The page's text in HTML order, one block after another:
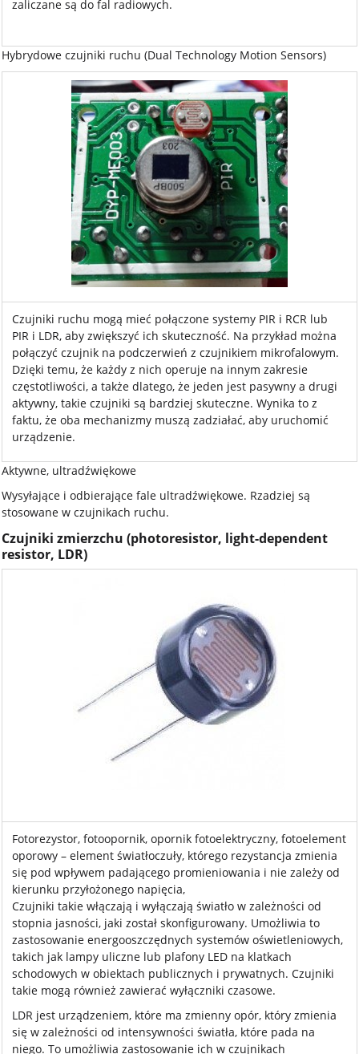
zaliczane są do fal radiowych.
Hybrydowe czujniki ruchu (Dual Technology Motion Sensors)
Czujniki ruchu mogą mieć połączone systemy PIR i RCR lub
PIR i LDR, aby zwiększyć ich skuteczność. Na przykład można
połączyć czujnik na podczerwień z czujnikiem mikrofalowym.
Dzięki temu, że każdy z nich operuje na innym zakresie
częstotliwości, a także dlatego, że jeden jest pasywny a drugi
aktywny, takie czujniki są bardziej skuteczne. Wynika to z
faktu, że oba mechanizmy muszą zadziałać, aby uruchomić
urządzenie.
Aktywne, ultradźwiękowe
Wysyłające i odbierające fale ultradźwiękowe. Rzadziej są
stosowane w czujnikach ruchu.
Czujniki zmierzchu (photoresistor, light-dependent
resistor, LDR)
Fotorezystor, fotoopornik, opornik fotoelektryczny, fotoelement
oporowy – element światłoczuły, którego rezystancja zmienia
się pod wpływem padającego promieniowania i nie zależy od
kierunku przyłożonego napięcia,
Czujniki takie włączają i wyłączają światło w zależności od
stopnia jasności, jaki został skonfigurowany. Umożliwia to
zastosowanie energooszczędnych systemów oświetleniowych,
takich jak lampy uliczne lub plafony LED na klatkach
schodowych w obiektach publicznych i prywatnych. Czujniki
takie mogą również zawierać wyłączniki czasowe.
LDR jest urządzeniem, które ma zmienny opór, który zmienia
się w zależności od intensywności światła, które pada na
niego. To umożliwia zastosowanie ich w czujnikach